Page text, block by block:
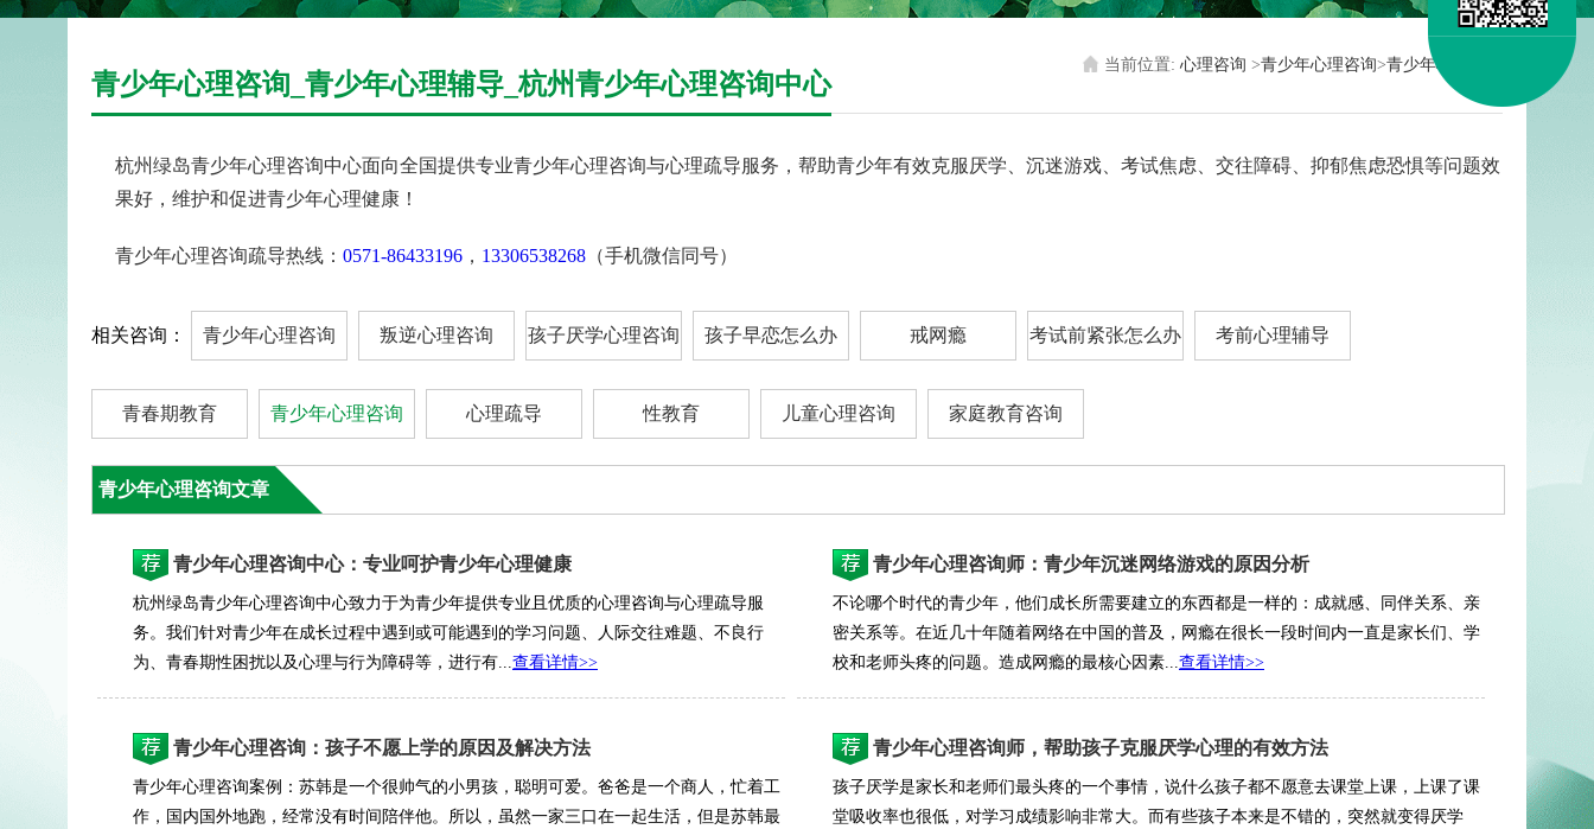
青少年心理咨询_青少年心理辅导_杭州青少年心理咨询中心
当前位置: 心理咨询 >青少年心理咨询>青少年心理咨询
杭州绿岛青少年心理咨询中心面向全国提供专业青少年心理咨询与心理疏导服务，帮助青少年有效克服厌学、沉迷游戏、考试焦虑、交往障碍、抑郁焦虑恐惧等问题效
果好，维护和促进青少年心理健康！
青少年心理咨询疏导热线： 0571-86433196 ， 13306538268 （手机微信同号）
相关咨询： 青少年心理咨询 叛逆心理咨询 孩子厌学心理咨询 孩子早恋怎么办 戒网瘾 考试前紧张怎么办 考前心理辅导
青春期教育 青少年心理咨询 心理疏导 性教育 儿童心理咨询 家庭教育咨询
青少年心理咨询文章
青少年心理咨询中心：专业呵护青少年心理健康
杭州绿岛青少年心理咨询中心致力于为青少年提供专业且优质的心理咨询与心理疏导服
务。我们针对青少年在成长过程中遇到或可能遇到的学习问题、人际交往难题、不良行
为、青春期性困扰以及心理与行为障碍等，进行有...查看详情>>
青少年心理咨询师：青少年沉迷网络游戏的原因分析
不论哪个时代的青少年，他们成长所需要建立的东西都是一样的：成就感、同伴关系、亲
密关系等。在近几十年随着网络在中国的普及，网瘾在很长一段时间内一直是家长们、学
校和老师头疼的问题。造成网瘾的最核心因素...查看详情>>
青少年心理咨询：孩子不愿上学的原因及解决方法
青少年心理咨询案例：苏韩是一个很帅气的小男孩，聪明可爱。爸爸是一个商人，忙着工
作，国内国外地跑，经常没有时间陪伴他。所以，虽然一家三口在一起生活，但是苏韩最
青少年心理咨询师，帮助孩子克服厌学心理的有效方法
孩子厌学是家长和老师们最头疼的一个事情，说什么孩子都不愿意去课堂上课，上课了课
堂吸收率也很低，对学习成绩影响非常大。而有些孩子本来是不错的，突然就变得厌学